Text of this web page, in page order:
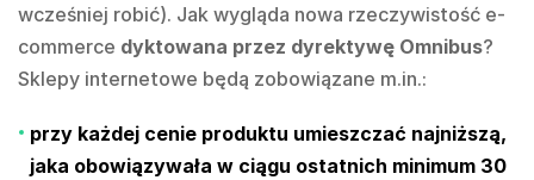
wcześniej robić). Jak wygląda nowa rzeczywistość e-
commerce dyktowana przez dyrektywę Omnibus?
Sklepy internetowe będą zobowiązane m.in.:
przy każdej cenie produktu umieszczać najniższą,
jaka obowiązywała w ciągu ostatnich minimum 30